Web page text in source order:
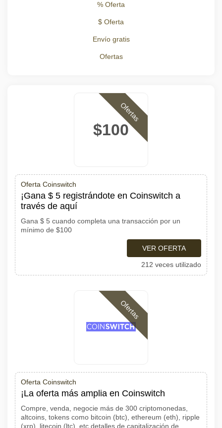
% Oferta
$ Oferta
Envío gratis
Ofertas
$100
Ofertas
Oferta Coinswitch
¡Gana $ 5 registrándote en Coinswitch a
través de aquí
Gana $ 5 cuando completa una transacción por un
mínimo de $100
VER OFERTA
212 veces utilizado
Ofertas
Oferta Coinswitch
¡La oferta más amplia en Coinswitch
Compre, venda, negocie más de 300 criptomonedas,
altcoins, tokens como bitcoin (btc), ethereum (eth), ripple
(xrp), litecoin (ltc), etc detalles de capitalización de